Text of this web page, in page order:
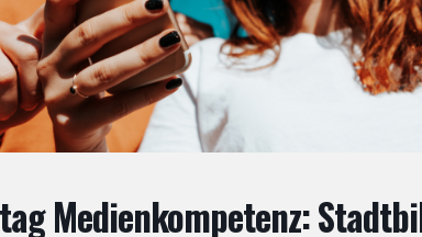
Medienkompetenz: